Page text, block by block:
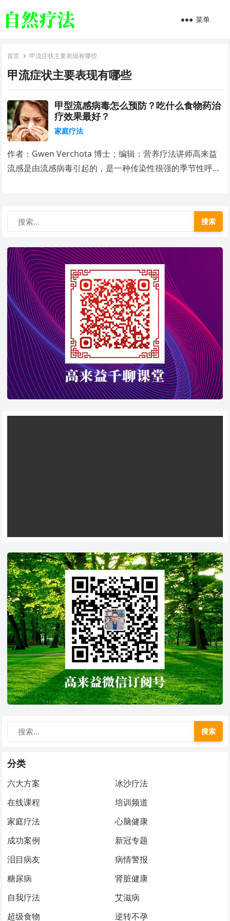
菜单
首页 甲流症状主要表现有哪些
甲流症状主要表现有哪些
甲型流感病毒怎么预防？吃什么食物药治
疗效果最好？
家庭疗法
作者：Gwen Verchota 博士；编辑：营养疗法讲师高来益
流感是由流感病毒引起的，是一种传染性很强的季节性呼…
搜索
搜索
分类
六大方案
冰沙疗法
在线课程
培训频道
家庭疗法
心脑健康
成功案例
新冠专题
泪目病友
病情警报
糖尿病
肾脏健康
自我疗法
艾滋病
超级食物
逆转不孕